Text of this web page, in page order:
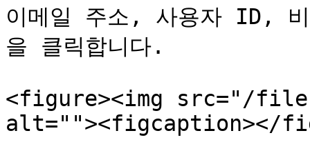
이메일 주소, 사용자 ID, 비
을 클릭합니다.
<figure><img src="/files/
alt=""><figcaption></